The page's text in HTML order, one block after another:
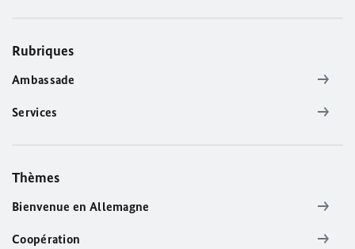
Rubriques
Ambassade
Services
Thèmes
Bienvenue en Allemagne
Coopération